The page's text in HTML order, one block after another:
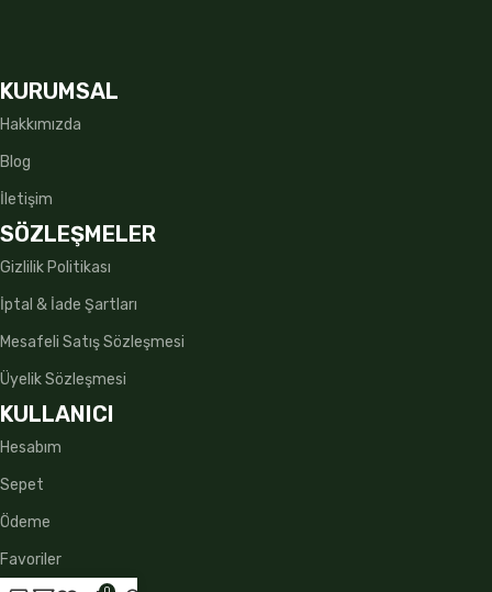
KURUMSAL
Hakkımızda
Blog
İletişim
SÖZLEŞMELER
Gizlilik Politikası
İptal & İade Şartları
Mesafeli Satış Sözleşmesi
Üyelik Sözleşmesi
KULLANICI
Hesabım
Sepet
Ödeme
Favoriler